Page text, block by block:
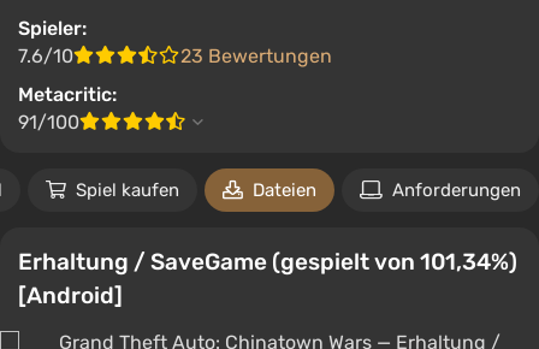
Spieler:
7.6/10
23 Bewertungen
Metacritic:
91/100
Spiel kaufen Dateien Anforderungen
Erhaltung / SaveGame (gespielt von 101,34%)
[Android]